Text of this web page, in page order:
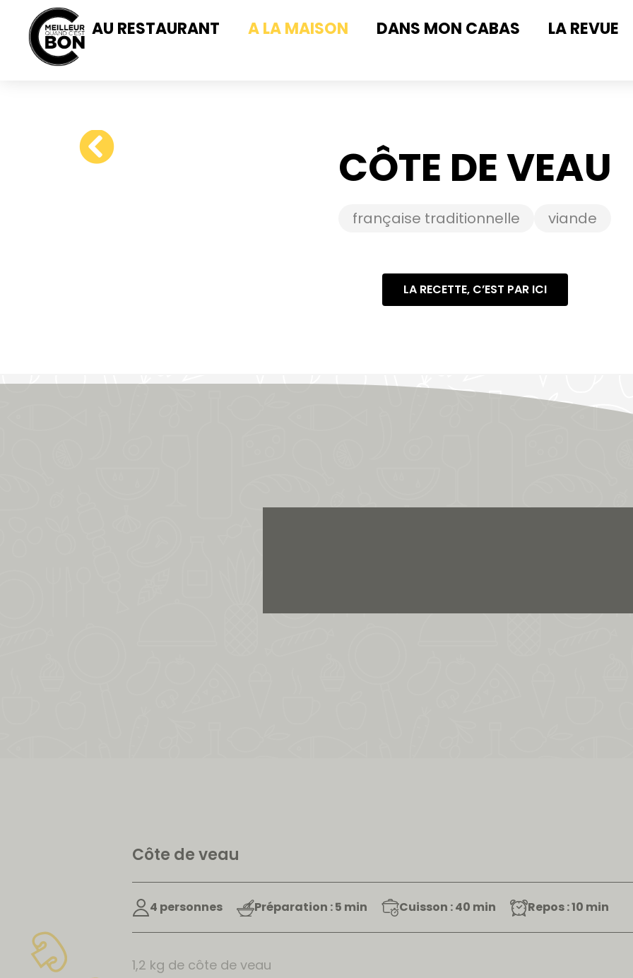
AU RESTAURANT A LA MAISON DANS MON CABAS LA REVUE
CÔTE DE VEAU
française traditionnelle viande
LA RECETTE, C’EST PAR ICI
Côte de veau
4 personnes Préparation : 5 min Cuisson : 40 min Repos : 10 min
1,2 kg de côte de veau